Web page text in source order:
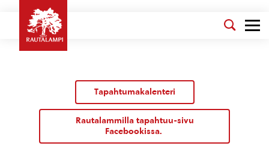
Tapahtumakalenteri
Rautalammilla tapahtuu-sivu
Facebookissa.